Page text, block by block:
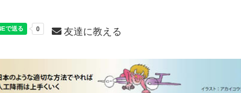
友達に教える